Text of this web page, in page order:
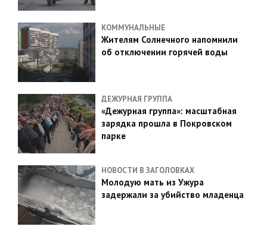
КОММУНАЛЬНЫЕ
Жителям Солнечного напомнили
об отключении горячей воды
ДЕЖУРНАЯ ГРУППА
«Дежурная группа»: масштабная
зарядка прошла в Покровском
парке
НОВОСТИ В ЗАГОЛОВКАХ
Молодую мать из Ужура
задержали за убийство младенца